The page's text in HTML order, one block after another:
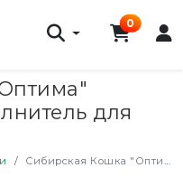
0
для
л (8 кг)
Сибирская Кошка "Оптима" комкующийся наполнитель для кошачьего туалета - 10 л (8 кг)